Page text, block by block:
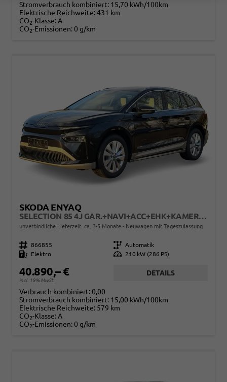
Stromverbrauch kombiniert: 15,70 kWh/100km
Elektrische Reichweite:431 km
CO2-Klasse:A
CO2-Emissionen:0 g/km
SKODA ENYAQ
SELECTION 85 4J GAR.+NAVI+ACC+EHK+KAMERA+SHZ+19" ALU+KESSY+LED+KLIMA
unverbindliche Lieferzeit: ca. 3-5 Monate Neuwagen mit Tageszulassung
Fahrzeugnr. 866855 Getriebe Automatik
Kraftstoff
Elektro Leistung 210 kW (286 PS)
40.890,– €
incl. 19% MwSt.
DETAILS
Verbrauch kombiniert:0,00
Stromverbrauch kombiniert: 15,00 kWh/100km
Elektrische Reichweite: 579 km
CO2-Klasse:A
CO2-Emissionen:0 g/km